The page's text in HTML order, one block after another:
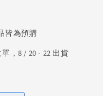
皆為預購
，8 / 20 - 22 出貨